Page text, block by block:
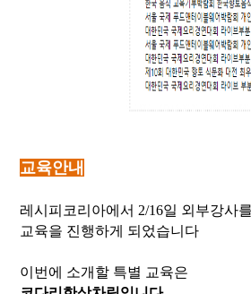
교육안내
레시피코리아에서 2/16일 외부강사
교육을 진행하게 되었습니다
이번에 소개할 특별 교육은